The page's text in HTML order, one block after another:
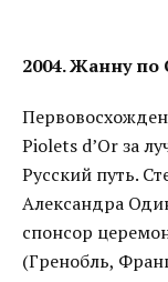
2004. Жанну по
Piolets d’Or за
Русский путь.
Александра
спонсор
(Гренобль,